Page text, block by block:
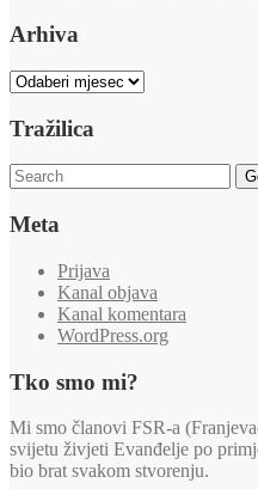
Arhiva
Arhiva
Tražilica
Meta
Prijava
Kanal objava
Kanal komentara
WordPress.org
Tko smo mi?
Mi smo članovi FSR-a
svijetu živjeti Evanđelje po
bio brat svakom stvorenju.